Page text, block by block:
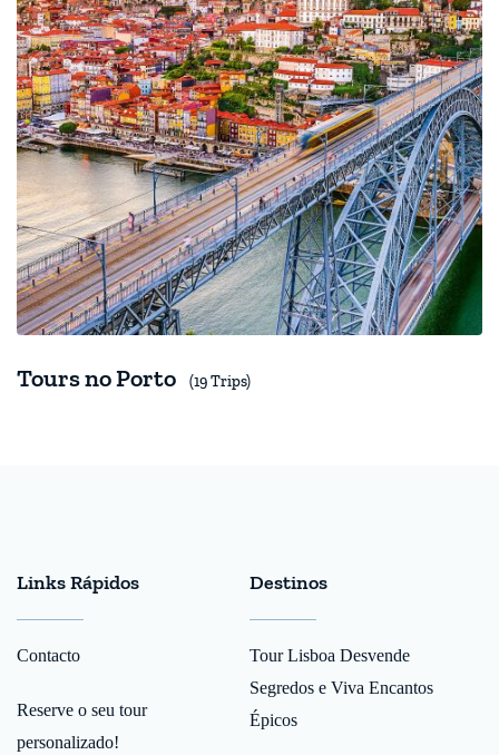
Tours no Porto (19 Trips)
Links Rápidos
Contacto
Reserve o seu tour
personalizado!
Destinos
Tour Lisboa Desvende
Segredos e Viva Encantos
Épicos